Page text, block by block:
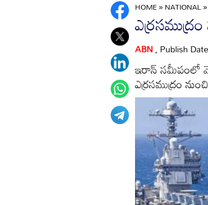
HOME»NATIONAL»
ABN, Publish
ఇరాన్‌ సమీపంలో
ఎర్రసముద్రం